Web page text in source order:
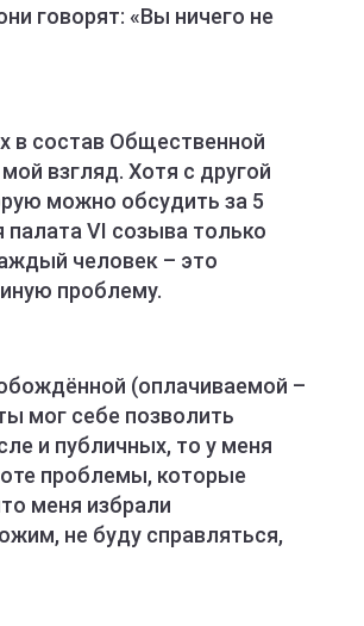
говорят: «Вы ничего не
в состав Общественной
взгляд. Хотя с другой
можно обсудить за 5
VI созыва только
человек – это
проблему.
(оплачиваемой –
мог себе позволить
и публичных, то у меня
проблемы, которые
меня избрали
не буду справляться,